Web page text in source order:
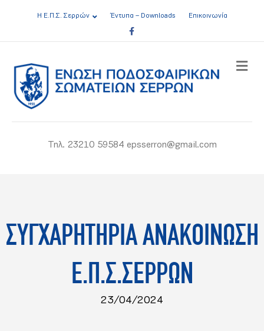
Η Ε.Π.Σ. Σερρών Έντυπα – Downloads
Επικοινωνία
Facebook
Τηλ. 23210 59584 epsserron@gmail.com
ΣΥΓΧΑΡΗΤΗΡΙΑ ΑΝΑΚΟΙΝΩΣΗ
Ε.Π.Σ.ΣΕΡΡΩΝ
23/04/2024